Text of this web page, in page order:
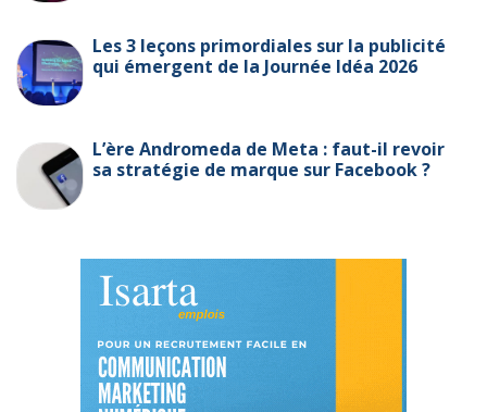
Les 3 leçons primordiales sur la publicité
qui émergent de la Journée Idéa 2026
L’ère Andromeda de Meta : faut-il revoir
sa stratégie de marque sur Facebook ?